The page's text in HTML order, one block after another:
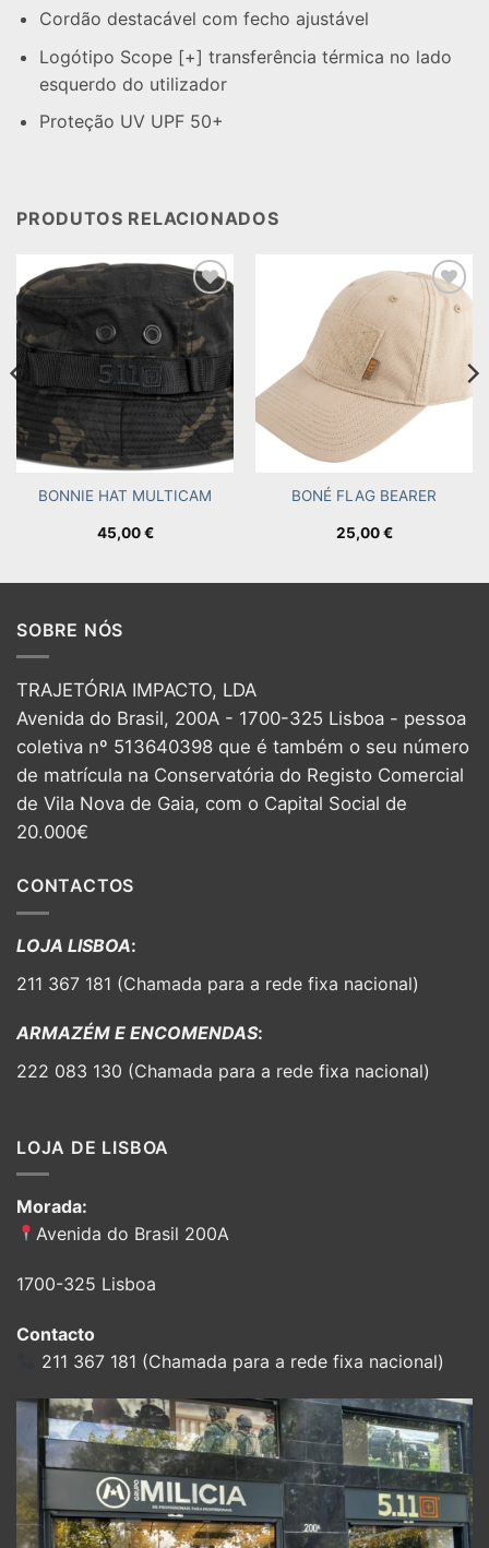
Cordão destacável com fecho ajustável
Logótipo Scope [+] transferência térmica no lado
esquerdo do utilizador
Proteção UV UPF 50+
PRODUTOS RELACIONADOS
Add to
wishlist
BONNIE HAT MULTICAM
45,00€
Add to
wishlist
BONÉ FLAG BEARER
25,00€
SOBRE NÓS
TRAJETÓRIA IMPACTO, LDA
Avenida do Brasil, 200A - 1700-325 Lisboa - pessoa
coletiva nº 513640398 que é também o seu número
de matrícula na Conservatória do Registo Comercial
de Vila Nova de Gaia, com o Capital Social de
20.000€
CONTACTOS
LOJA LISBOA:
211 367 181 (Chamada para a rede fixa nacional)
ARMAZÉM E ENCOMENDAS:
222 083 130 (Chamada para a rede fixa nacional)
LOJA DE LISBOA
Morada:
Avenida do Brasil 200A
1700-325 Lisboa
Contacto
211 367 181 (Chamada para a rede fixa nacional)